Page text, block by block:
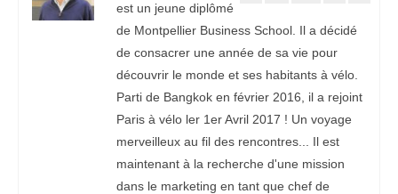
est un jeune diplômé
de Montpellier Business School. Il a décidé
de consacrer une année de sa vie pour
découvrir le monde et ses habitants à vélo.
Parti de Bangkok en février 2016, il a rejoint
Paris à vélo ler 1er Avril 2017 ! Un voyage
merveilleux au fil des rencontres... Il est
maintenant à la recherche d'une mission
dans le marketing en tant que chef de